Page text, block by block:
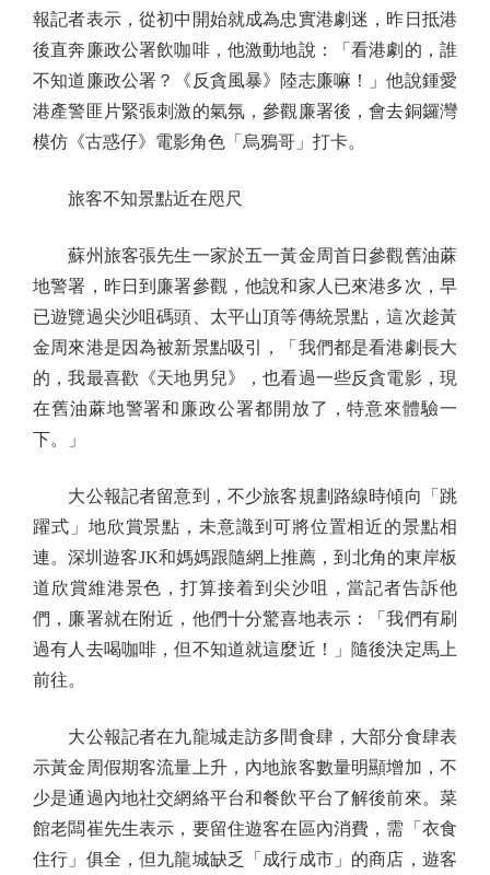
報記者表示，從初中開始就成為忠實港劇迷，昨日抵港
後直奔廉政公署飲咖啡，他激動地說：「看港劇的，誰
不知道廉政公署？《反貪風暴》陸志廉嘛！」他說鍾愛
港產警匪片緊張刺激的氣氛，參觀廉署後，會去銅鑼灣
模仿《古惑仔》電影角色「烏鴉哥」打卡。
旅客不知景點近在咫尺
蘇州旅客張先生一家於五一黃金周首日參觀舊油蔴
地警署，昨日到廉署參觀，他說和家人已來港多次，早
已遊覽過尖沙咀碼頭、太平山頂等傳統景點，這次趁黃
金周來港是因為被新景點吸引，「我們都是看港劇長大
的，我最喜歡《天地男兒》，也看過一些反貪電影，現
在舊油蔴地警署和廉政公署都開放了，特意來體驗一
下。」
大公報記者留意到，不少旅客規劃路線時傾向「跳
躍式」地欣賞景點，未意識到可將位置相近的景點相
連。深圳遊客JK和媽媽跟隨網上推薦，到北角的東岸板
道欣賞維港景色，打算接着到尖沙咀，當記者告訴他
們，廉署就在附近，他們十分驚喜地表示：「我們有刷
過有人去喝咖啡，但不知道就這麼近！」隨後決定馬上
前往。
大公報記者在九龍城走訪多間食肆，大部分食肆表
示黃金周假期客流量上升，內地旅客數量明顯增加，不
少是通過內地社交網絡平台和餐飲平台了解後前來。菜
館老闆崔先生表示，要留住遊客在區內消費，需「衣食
住行」俱全，但九龍城缺乏「成行成市」的商店，遊客